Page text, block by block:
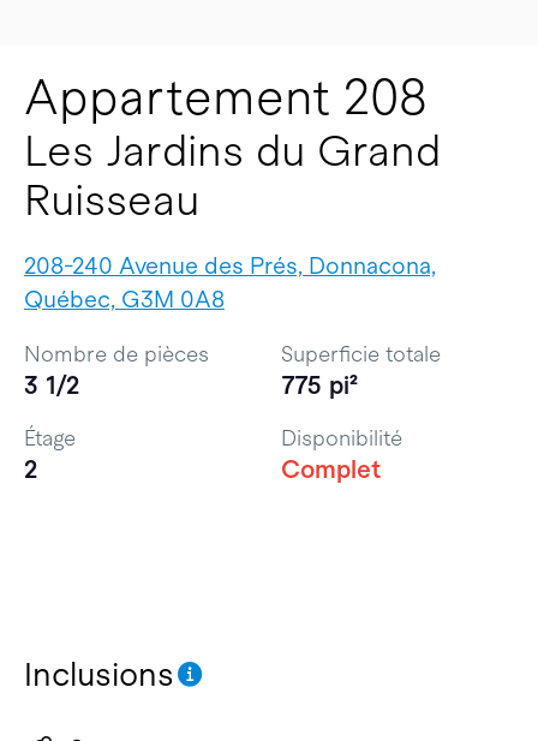
Appartement 208
Les Jardins du Grand
Ruisseau
208-240 Avenue des Prés, Donnacona,
Québec, G3M 0A8
Inclusions
Nombre de pièces
3 1/2
Superficie totale
775 pi²
Étage
2
Disponibilité
Complet